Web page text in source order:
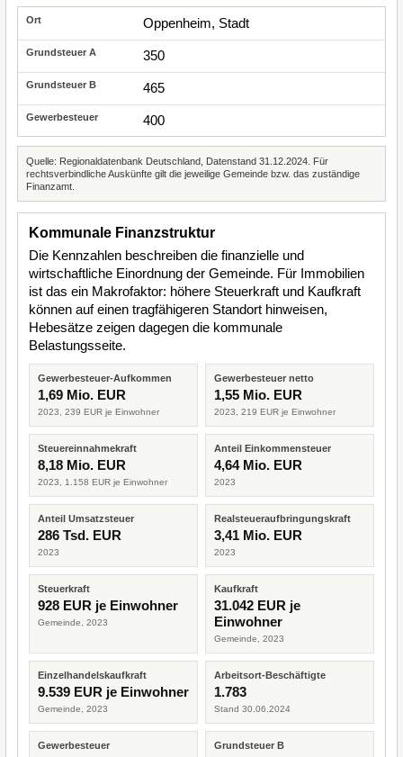
Oppenheim, Stadt
350
465
400
Quelle: Regionaldatenbank Deutschland, Datenstand 31.12.2024. Für
rechtsverbindliche Auskünfte gilt die jeweilige Gemeinde bzw. das zuständige
Finanzamt.
Kommunale Finanzstruktur
Die Kennzahlen beschreiben die finanzielle und
wirtschaftliche Einordnung der Gemeinde. Für Immobilien
ist das ein Makrofaktor: höhere Steuerkraft und Kaufkraft
können auf einen tragfähigeren Standort hinweisen,
Hebesätze zeigen dagegen die kommunale
Belastungsseite.
Gewerbesteuer-Aufkommen
1,69 Mio. EUR
2023, 239 EUR je Einwohner
Gewerbesteuer netto
1,55 Mio. EUR
2023, 219 EUR je Einwohner
Steuereinnahmekraft
8,18 Mio. EUR
2023, 1.158 EUR je Einwohner
Anteil Einkommensteuer
4,64 Mio. EUR
2023
Anteil Umsatzsteuer
286 Tsd. EUR
2023
Realsteueraufbringungskraft
3,41 Mio. EUR
2023
Steuerkraft
928 EUR je Einwohner
Gemeinde, 2023
Kaufkraft
31.042 EUR je
Einwohner
Gemeinde, 2023
Einzelhandelskaufkraft
9.539 EUR je Einwohner
Gemeinde, 2023
Arbeitsort-Beschäftigte
1.783
Stand 30.06.2024
Gewerbesteuer Grundsteuer B